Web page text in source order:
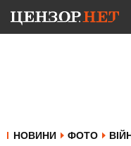
НОВИНИ ФОТО